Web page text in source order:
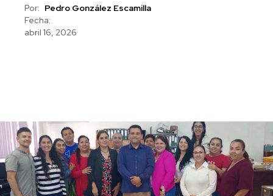
Por: Pedro González Escamilla
Fecha:
abril 16, 2026